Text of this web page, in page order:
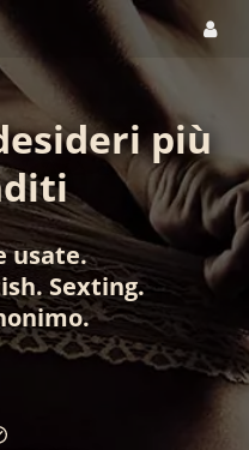
più
usate.
. Sexting.
.